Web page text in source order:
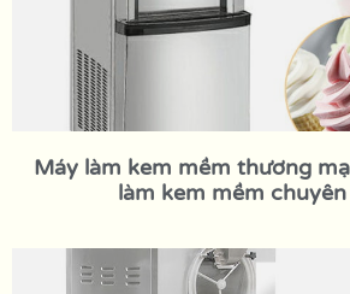
Máy làm kem mềm thương
làm kem mềm